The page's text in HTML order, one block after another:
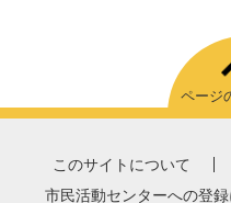
ページ
このサイトについて
市民活動センターへの登